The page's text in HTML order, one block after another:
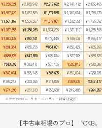
¥2,236,521 ¥2,188,942 ¥2,219,692 ¥2,141,472 ¥2,127,466
¥1,957,729 ¥1,867,589 ¥1,877,535 ¥1,789,624 ¥1,739,773
¥1,561,167 ¥1,556,557 ¥1,577,851 ¥1,512,561 ¥1,476,362
¥1,357,655 ¥1,350,283 ¥1,324,299 ¥1,301,119 ¥1,255,568
¥1,033,132 ¥990,741 ¥979,449 ¥979,637 ¥969,477
¥891,384 ¥865,756 ¥884,801 ¥855,427 ¥865,999
¥680,328 ¥647,850 ¥625,184 ¥627,788 ¥636,823
¥513,593 ¥500,471 ¥501,406 ¥526,843 ¥512,307
¥380,024 ¥355,145 ¥363,695 ¥359,894 ¥358,031
¥306,242 ¥303,065 ¥311,869 ¥369,836 ¥347,477
¥274,596 ¥261,913 ¥256,638 ¥249,483 ¥264,957
© 2026 IDOM Inc. リセールバリュー総合研究所
【中古車相場のプロ】〝OKB〟